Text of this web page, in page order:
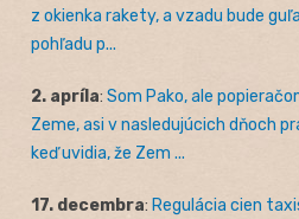
z okienka rakety, a vzadu bude
pohľadu p...
2. apríla: Som Pako, ale
Zeme, asi v nasledujúcich dňoch
keď uvidia, že Zem ...
17. decembra: Regulácia cien